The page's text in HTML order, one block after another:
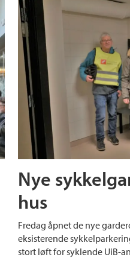
Nye
hus
Fredag åpnet de nye
eksisterende
stort løft for syklende UiB-